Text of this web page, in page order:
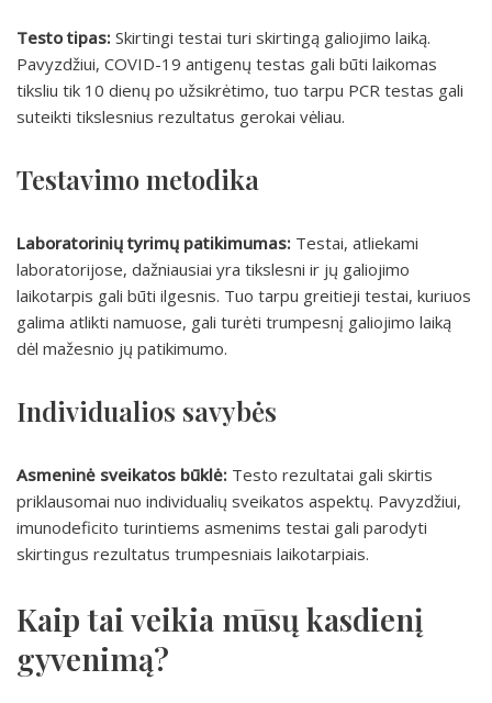
Testo tipas: Skirtingi testai turi skirtingą galiojimo laiką.
Pavyzdžiui, COVID-19 antigenų testas gali būti laikomas
tiksliu tik 10 dienų po užsikrėtimo, tuo tarpu PCR testas gali
suteikti tikslesnius rezultatus gerokai vėliau.
Testavimo metodika
Laboratorinių tyrimų patikimumas: Testai, atliekami
laboratorijose, dažniausiai yra tikslesni ir jų galiojimo
laikotarpis gali būti ilgesnis. Tuo tarpu greitieji testai, kuriuos
galima atlikti namuose, gali turėti trumpesnį galiojimo laiką
dėl mažesnio jų patikimumo.
Individualios savybės
Asmeninė sveikatos būklė: Testo rezultatai gali skirtis
priklausomai nuo individualių sveikatos aspektų. Pavyzdžiui,
imunodeficito turintiems asmenims testai gali parodyti
skirtingus rezultatus trumpesniais laikotarpiais.
Kaip tai veikia mūsų kasdienį
gyvenimą?